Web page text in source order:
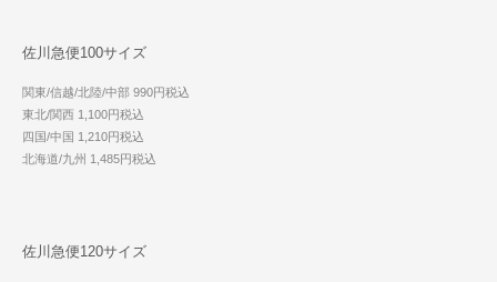
佐川急便100サイズ
関東/信越/北陸/中部 990円税込
東北/関西 1,100円税込
四国/中国 1,210円税込
北海道/九州 1,485円税込
佐川急便120サイズ